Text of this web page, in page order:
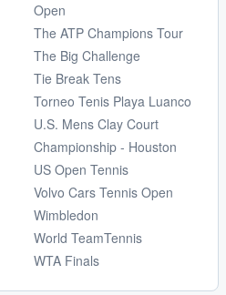
Open
The ATP Champions Tour
The Big Challenge
Tie Break Tens
Torneo Tenis Playa Luanco
U.S. Mens Clay Court
Championship - Houston
US Open Tennis
Volvo Cars Tennis Open
Wimbledon
World TeamTennis
WTA Finals